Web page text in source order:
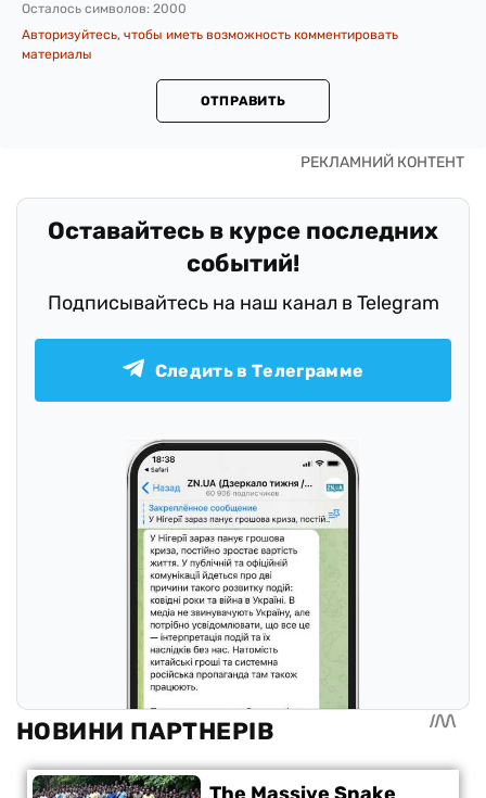
Осталось символов: 2000
Авторизуйтесь, чтобы иметь возможность комментировать
материалы
ОТПРАВИТЬ
Оставайтесь в курсе последних
событий!
Подписывайтесь на наш канал в Telegram
Следить в Телеграмме